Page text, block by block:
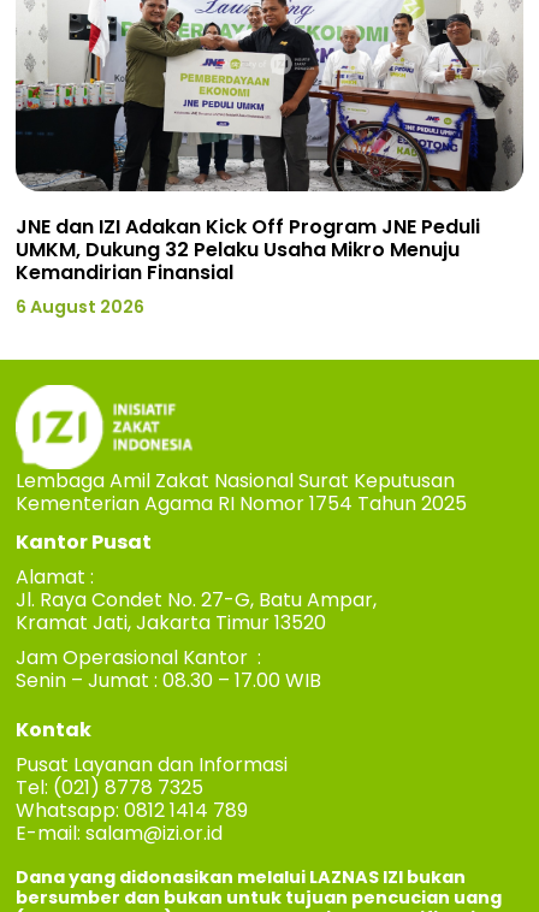
JNE dan IZI Adakan Kick Off Program JNE Peduli
UMKM, Dukung 32 Pelaku Usaha Mikro Menuju
Kemandirian Finansial
6 August 2026
Lembaga Amil Zakat Nasional Surat Keputusan
Kementerian Agama RI Nomor 1754 Tahun 2025
Kantor Pusat
Alamat :
Jl. Raya Condet No. 27-G, Batu Ampar,
Kramat Jati, Jakarta Timur 13520
Jam Operasional Kantor :
Senin – Jumat : 08.30 – 17.00 WIB
Kontak
Pusat Layanan dan Informasi
Tel: (021) 8778 7325
Whatsapp: 0812 1414 789
E-mail:salam@izi.or.id
Dana yang didonasikan melalui LAZNAS IZI bukan
bersumber dan bukan untuk tujuan pencucian uang